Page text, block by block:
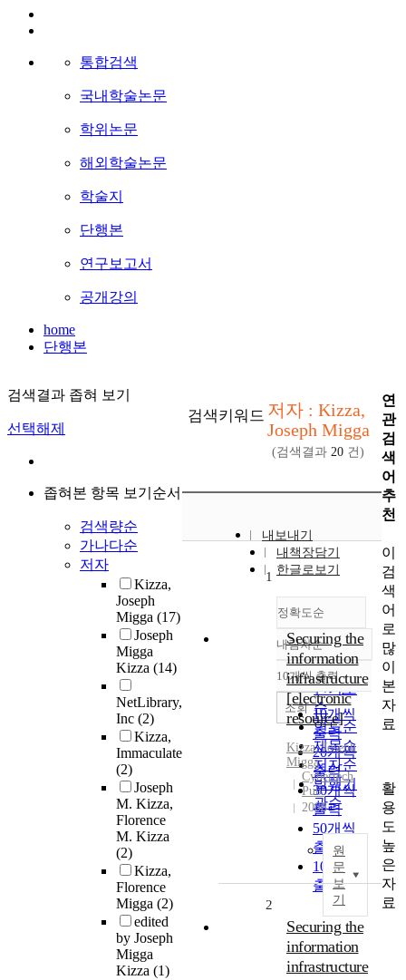
통합검색
국내학술논문
학위논문
해외학술논문
학술지
단행본
연구보고서
공개강의
home
단행본
검색결과 좁혀 보기
선택해제
좁혀본 항목 보기순서
검색량순
가나다순
저자
Kizza,
Joseph
Migga (17)
Joseph
Migga
Kizza (14)
NetLibrary,
Inc (2)
Kizza,
Immaculate
(2)
Joseph
M. Kizza,
Florence
M. Kizza
(2)
Kizza,
Florence
Migga (2)
edited
by Joseph
Migga
Kizza (1)
검색키워드 저자 : Kizza,
Joseph Migga
(검색결과 20 건)
내보내기
내책장담기
한글로보기
정확도순
정확도
순
인기도
순
연도순
제목순
저자순
발행기
관순
내림차순
내림차순
10개씩 출력
10개씩
출력
20개씩
출력
30개씩
출력
50개씩
출력
100개씩
출력
조회
1
Securing the
information
infrastructure
[electronic
resource]
Kizza, Joseph
Migga
Cybertech
Pub.
2008
원
문
보
기
2
Securing the
information
infrastructure
연
관
검
색
어
추
천
이
검
색
어
로
많
이
본
자
료
활
용
도
높
은
자
료